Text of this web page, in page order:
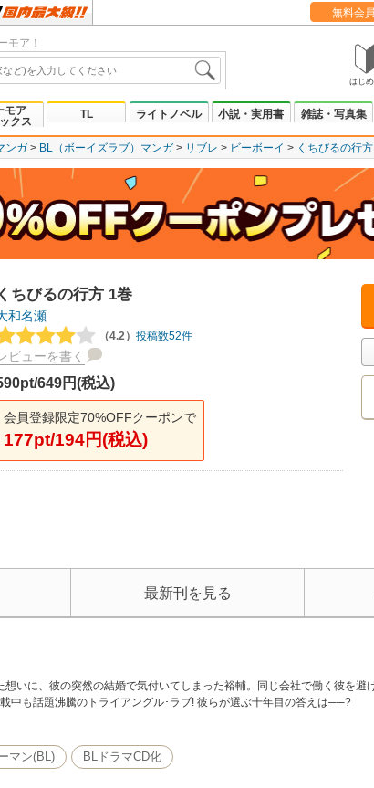
無料会
モア！
はじ
モア
クス
TL ライトノベル 小説・実用書 雑誌・写真集
ンガ BL（ボーイズラブ）マンガ リブレ ビーボーイ くちびるの行方
くちびるの行方 1巻
和名瀬
（4.2） 投稿数52件
ビューを書く
649円(税込)
会員登録限定70%OFFクーポンで
177pt/194円(税込)
最新刊を見る
いに、彼の突然の結婚で気付いてしまった裕輔。同じ会社で働く彼を避
中も話題沸騰のトライアングル･ラブ! 彼らが選ぶ十年目の答えは──?
マン(BL) BLドラマCD化